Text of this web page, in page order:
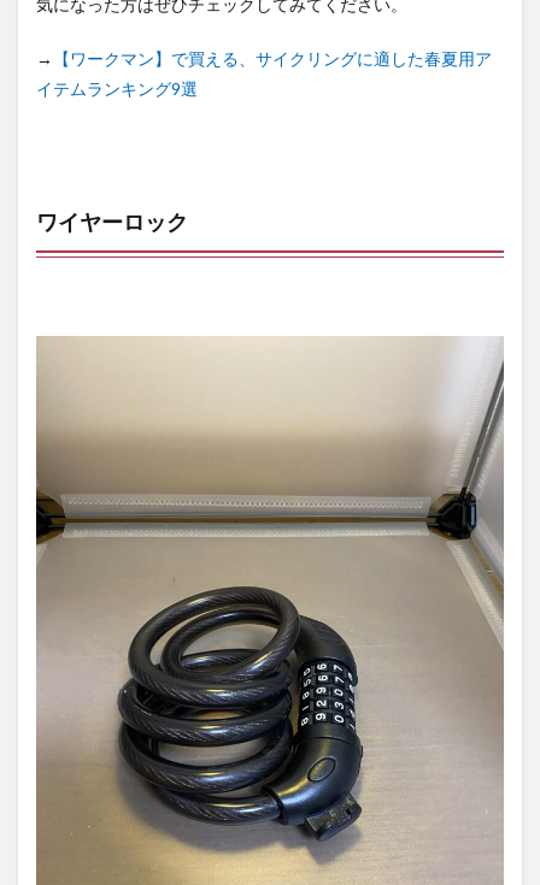
気になった方はぜひチェックしてみてください。
→
【ワークマン】で買える、サイクリングに適した春夏用ア
イテムランキング9選
ワイヤーロック